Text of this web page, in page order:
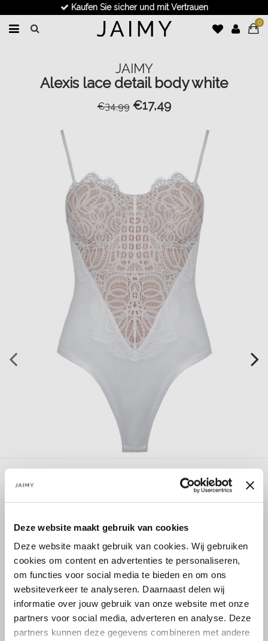
Deze website maakt gebruik van cookies
Deze website maakt gebruik van cookies. Wij gebruiken
cookies om content en advertenties te personaliseren,
om functies voor social media te bieden en om ons
websiteverkeer te analyseren. Daarnaast delen wij
informatie over jouw gebruik van onze website met onze
partners voor social media, adverteren en analyse. Deze
partners kunnen deze gegevens combineren met andere
Kaufen Sie sicher und mit Vertrauen
0
JAIMY
Alexis lace detail body white
€34,99€17,49
Größe: